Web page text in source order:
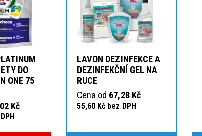
DO
ONE 75
Kč
LAVON DEZINFEKCE A
DEZINFEKČNÍ GEL NA
RUCE
Cena od 67,28 Kč
55,60 Kč bez DPH